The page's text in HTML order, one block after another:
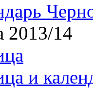
2013/14
и